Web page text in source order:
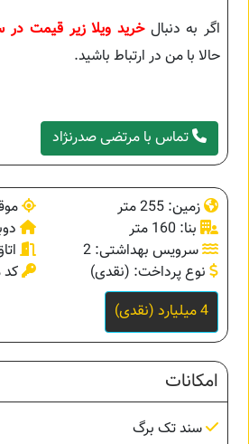
اگر به دنبالخرید ویلا زیر قیمت در
حالا با من در ارتباط باشید.
تماس با مرتضی صدرنژاد
زمین: 255 متر
بنا: 160 متر
سرویس بهداشتی: 2
نوع پرداخت: (نقدی)
4 میلیارد (نقدی)
امکانات
سند تک برگ